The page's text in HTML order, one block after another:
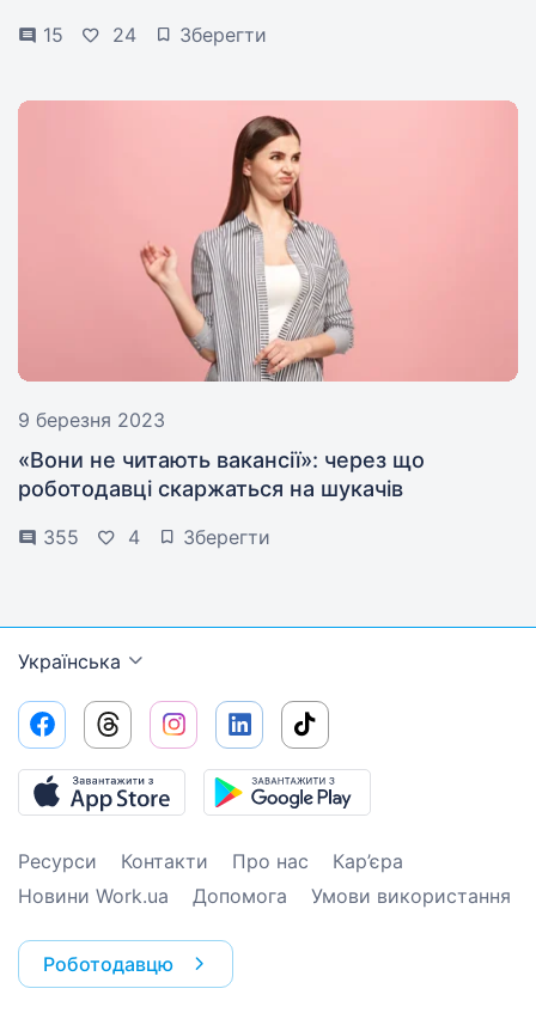
15 24 Зберегти
9 березня 2023
«Вони не читають вакансії»: через що
роботодавці скаржаться на шукачів
355 4 Зберегти
Українська
Ресурси Контакти Про нас
Кар’єра
Новини Work.ua
Допомога Умови використання
Роботодавцю